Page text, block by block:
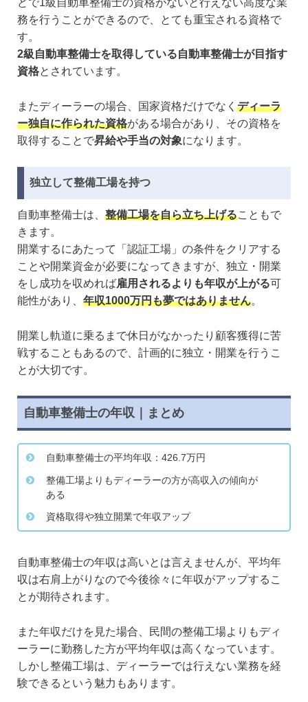
どで1級自動車整備士の資格がないと行えない高度な業
務を行うことができるので、とても重宝される資格で
す。
2級自動車整備士を取得している自動車整備士が目指す
資格とされています。
またディーラーの場合、国家資格だけでなく ディーラ
ー独自に作られた資格がある場合があり、その資格を
取得することで昇給や手当の対象になります。
独立して整備工場を持つ
自動車整備士は、 整備工場を自ら立ち上げることもで
きます。
開業するにあたって「認証工場」の条件をクリアする
ことや開業資金が必要になってきますが、独立・開業
をし成功を収めれば雇用されるよりも年収が上がる可
能性があり、 年収1000万円も夢ではありません。
開業し軌道に乗るまで休日がなかったり顧客獲得に苦
戦することもあるので、計画的に独立・開業を行うこ
とが大切です。
自動車整備士の年収｜まとめ
自動車整備士の平均年収：426.7万円
整備工場よりもディーラーの方が高収入の傾向が
ある
資格取得や独立開業で年収アップ
自動車整備士の年収は高いとは言えませんが、平均年
収は右肩上がりなので今後徐々に年収がアップするこ
とが期待されます。
また年収だけを見た場合、民間の整備工場よりもディ
ーラーに勤務した方が平均年収は高くなっています。
しかし整備工場は、ディーラーでは行えない業務を経
験できるという魅力もあります。